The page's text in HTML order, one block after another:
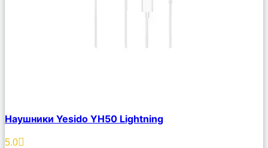
Описание
Избранное
Наушники Yesido YH50 Lightning
5.0